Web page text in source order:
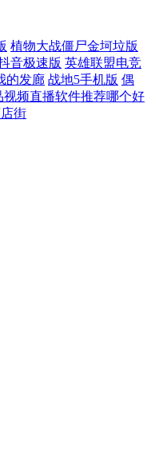
植物大战僵尸金坷垃版
音极速版 英雄联盟电竞
的发廊 战地5手机版 偶
视频直播软件推荐哪个好
街